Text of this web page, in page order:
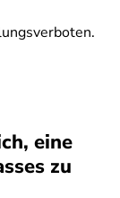
eine
zu